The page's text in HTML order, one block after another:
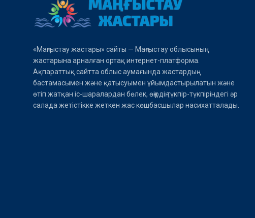
«Маңғыстау жастары» сайты — Маңғыстау облысының
жастарына арналған ортақ интернет-платформа.
Ақпараттық сайтта облыс аумағында жастардың
бастамасымен және қатысуымен ұйымдастырылатын және
өтіп жатқан іс-шаралардан бөлек, өңірдің түкпір-түкпіріндегі әр
салада жетістікке жеткен жас көшбасшылар насихатталады.